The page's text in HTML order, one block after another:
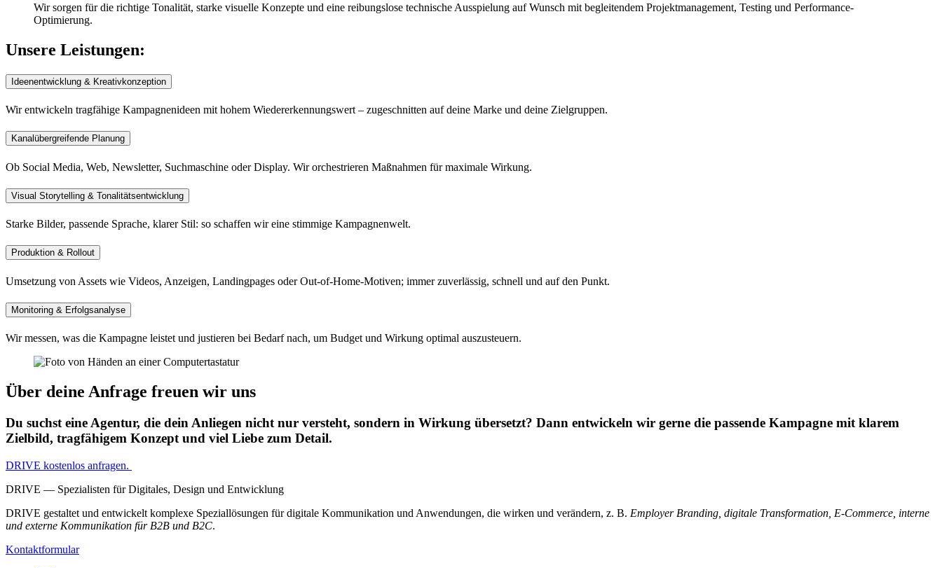
Wir sorgen für die richtige Tonalität, starke visuelle Konzepte und eine reibungslose technische Ausspielung auf Wunsch mit begleitendem Projektmanagement, Testing und Performance-
Optimierung.
Unsere Leistungen:
Ideenentwicklung & Kreativkonzeption
Wir entwickeln tragfähige Kampagnenideen mit hohem Wiedererkennungswert – zugeschnitten auf deine Marke und deine Zielgruppen.
Kanalübergreifende Planung
Ob Social Media, Web, Newsletter, Suchmaschine oder Display. Wir orchestrieren Maßnahmen für maximale Wirkung.
Visual Storytelling & Tonalitätsentwicklung
Starke Bilder, passende Sprache, klarer Stil: so schaffen wir eine stimmige Kampagnenwelt.
Produktion & Rollout
Umsetzung von Assets wie Videos, Anzeigen, Landingpages oder Out-of-Home-Motiven; immer zuverlässig, schnell und auf den Punkt.
Monitoring & Erfolgsanalyse
Wir messen, was die Kampagne leistet und justieren bei Bedarf nach, um Budget und Wirkung optimal auszusteuern.
Über deine Anfrage freuen wir uns
Du suchst eine Agentur, die dein Anliegen nicht nur versteht, sondern in Wirkung übersetzt? Dann entwickeln wir gerne die passende Kampagne mit klarem
Zielbild, tragfähigem Konzept und viel Liebe zum Detail.
DRIVE kostenlos anfragen.
DRIVE — Spezialisten für Digitales, Design und Entwicklung
DRIVE gestaltet und entwickelt komplexe Speziallösungen für digitale Kommunikation und Anwendungen, die wirken und verändern, z. B. Employer Branding, digitale Transformation, E-Commerce, interne
und externe Kommunikation für B2B und B2C.
Kontaktformular